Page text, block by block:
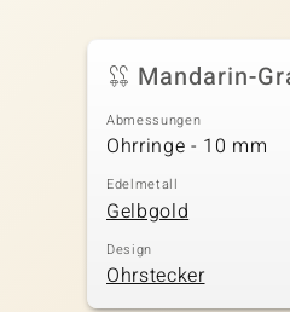
Mandarin-
Abmessungen
Ohrringe - 10 mm
Edelmetall
Gelbgold
Design
Ohrstecker